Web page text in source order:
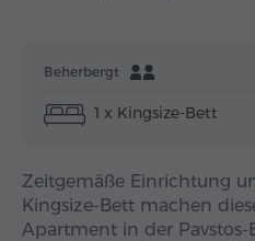
Beherbergt
1 x Kingsize-Bett
Zeitgemäße Einrichtung
Kingsize-Bett machen
Apartment in der